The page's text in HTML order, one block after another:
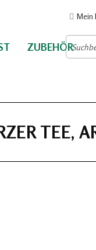
Mein
ZUBEHÖR
TEE,